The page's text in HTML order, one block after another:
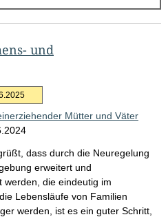
und
Mütter und Väter
dass durch die Neuregelung
erweitert und
werden, die eindeutig im
Lebensläufe von Familien
werden, ist es ein guter Schritt,